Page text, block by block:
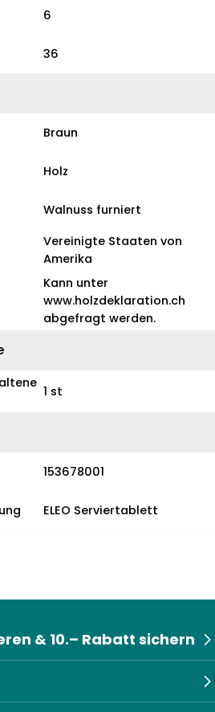
6
36
Braun
Holz
Walnuss furniert
Vereinigte Staaten von
Amerika
Kann unter
www.holzdeklaration.ch
abgefragt werden.
1 st
153678001
ELEO Serviertablett
& 10.– Rabatt sichern